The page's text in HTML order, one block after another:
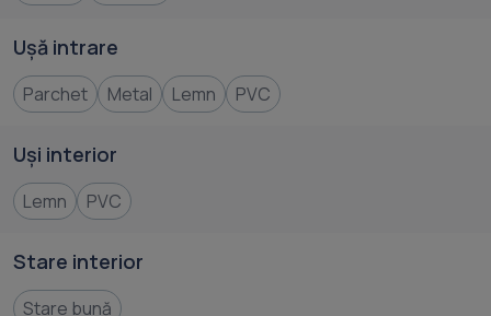
Ușă intrare
Parchet Metal Lemn PVC
Uși interior
Lemn PVC
Stare interior
Stare bună